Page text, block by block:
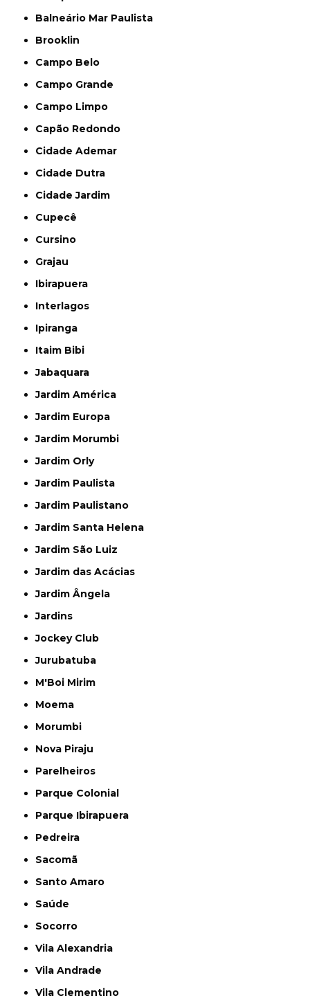
Balneário Mar Paulista
Brooklin
Campo Belo
Campo Grande
Campo Limpo
Capão Redondo
Cidade Ademar
Cidade Dutra
Cidade Jardim
Cupecê
Cursino
Grajau
Ibirapuera
Interlagos
Ipiranga
Itaim Bibi
Jabaquara
Jardim América
Jardim Europa
Jardim Morumbi
Jardim Orly
Jardim Paulista
Jardim Paulistano
Jardim Santa Helena
Jardim São Luiz
Jardim das Acácias
Jardim Ângela
Jardins
Jockey Club
Jurubatuba
M'Boi Mirim
Moema
Morumbi
Nova Piraju
Parelheiros
Parque Colonial
Parque Ibirapuera
Pedreira
Sacomã
Santo Amaro
Saúde
Socorro
Vila Alexandria
Vila Andrade
Vila Clementino